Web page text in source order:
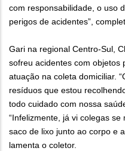
com responsabilidade, o uso
perigos de acidentes”,
Gari na regional Centro-Sul,
sofreu acidentes com objetos
atuação na coleta domiciliar.
resíduos que estou
todo cuidado com nossa
“Infelizmente, já vi colegas
saco de lixo junto ao corpo e
lamenta o coletor.